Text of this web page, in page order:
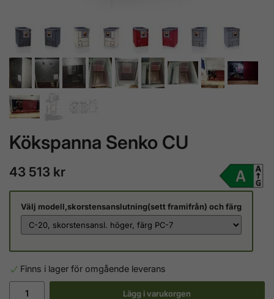
Kökspanna Senko CU
43 513 kr
Välj modell,skorstensanslutning(sett framifrån) och färg
Finns i lager för omgående leverans
Lägg i varukorgen